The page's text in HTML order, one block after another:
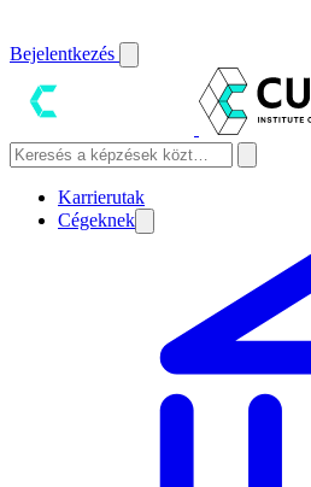
Bejelentkezés
Karrierutak
Cégeknek